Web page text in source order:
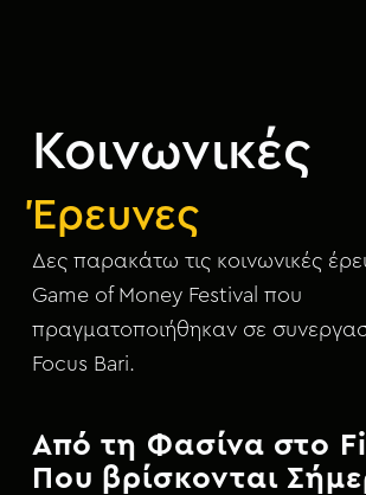
σ
ε
Κοινωνικές
Έρευνες
Δες παρακάτω τις κοινωνικές
Game of Money Festival που
πραγματοποιήθηκαν σε
Focus Bari.
Από τη Φασίνα στο
Που βρίσκονται